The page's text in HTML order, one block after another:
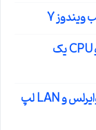
7
تشخیص حداکثر مقدار RAM و CPU یک
مشکل شناسایی نشدن درایور وایرلس و LAN لپ